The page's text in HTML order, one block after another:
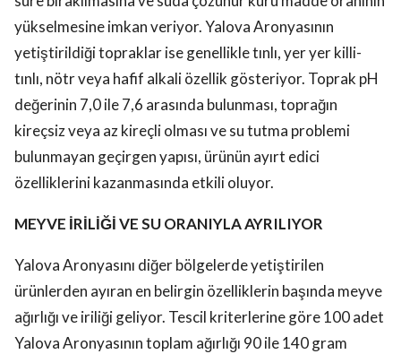
yükselmesine imkan veriyor. Yalova Aronyasının
yetiştirildiği topraklar ise genellikle tınlı, yer yer killi-
tınlı, nötr veya hafif alkali özellik gösteriyor. Toprak pH
değerinin 7,0 ile 7,6 arasında bulunması, toprağın
kireçsiz veya az kireçli olması ve su tutma problemi
bulunmayan geçirgen yapısı, ürünün ayırt edici
özelliklerini kazanmasında etkili oluyor.
MEYVE İRİLİĞİ VE SU ORANIYLA AYRILIYOR
Yalova Aronyasını diğer bölgelerde yetiştirilen
ürünlerden ayıran en belirgin özelliklerin başında meyve
ağırlığı ve iriliği geliyor. Tescil kriterlerine göre 100 adet
Yalova Aronyasının toplam ağırlığı 90 ile 140 gram